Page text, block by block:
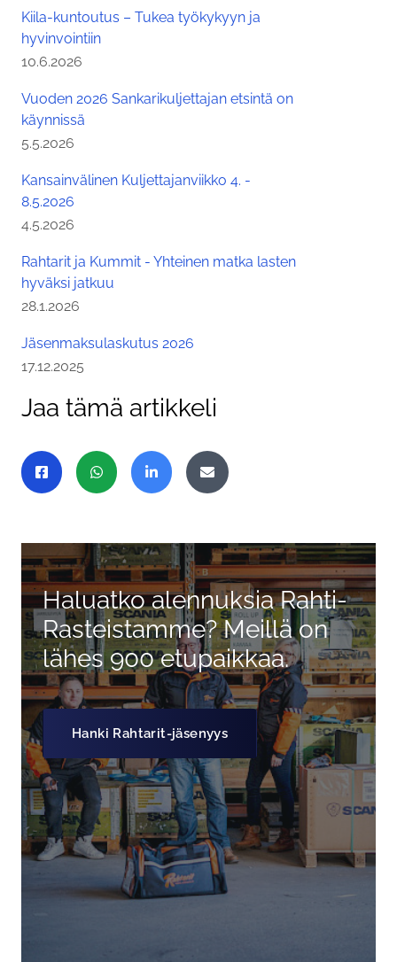
Kiila-kuntoutus – Tukea työkykyyn ja
hyvinvointiin
Julkaistu:
10.6.2026
Vuoden 2026 Sankarikuljettajan etsintä on
käynnissä
Julkaistu:
5.5.2026
Kansainvälinen Kuljettajanviikko 4. -
8.5.2026
Julkaistu:
4.5.2026
Rahtarit ja Kummit - Yhteinen matka lasten
hyväksi jatkuu
Julkaistu:
28.1.2026
Jäsenmaksulaskutus 2026
Julkaistu:
17.12.2025
Jaa tämä artikkeli
Jaa sivu
Jaa Facebookissa
Jaa WhatsAppissa
Jaa LinkedInissäJaa sähköpostitse
Haluatko alennuksia Rahti-
Rasteistamme? Meillä on
lähes 900 etupaikkaa.
Hanki Rahtarit-jäsenyys